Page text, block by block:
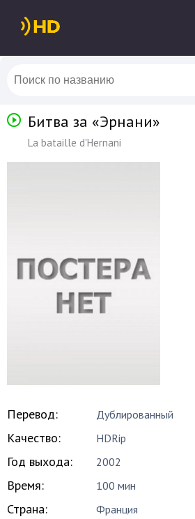
Битва за «Эрнани»
La bataille d'Hernani
Перевод: Дублированный
Качество: HDRip
Год выхода: 2002
Время: 100 мин
Страна: Франция